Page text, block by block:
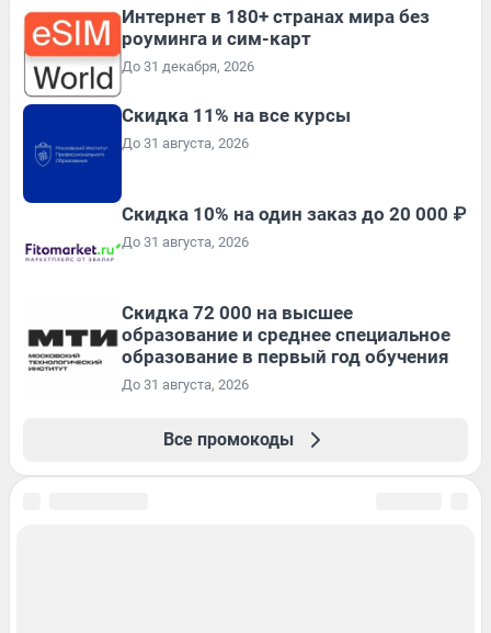
Интернет в 180+ странах мира без
роуминга и сим-карт
До 31 декабря, 2026
Скидка 11% на все курсы
До 31 августа, 2026
Скидка 10% на один заказ до 20 000 ₽
До 31 августа, 2026
Скидка 72 000 на высшее
образование и среднее специальное
образование в первый год обучения
До 31 августа, 2026
Все промокоды